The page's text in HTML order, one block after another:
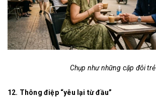
Chụp như những cặp đôi trẻ
12. Thông điệp “yêu lại từ đầu”